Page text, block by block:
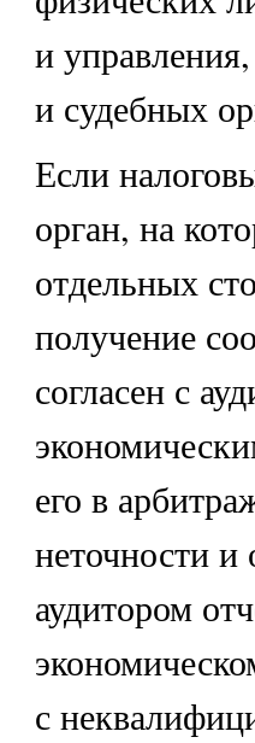
и
и судебных
Если
орган, на
отдельных
получение
согласен с
его в
неточности
аудитором
с